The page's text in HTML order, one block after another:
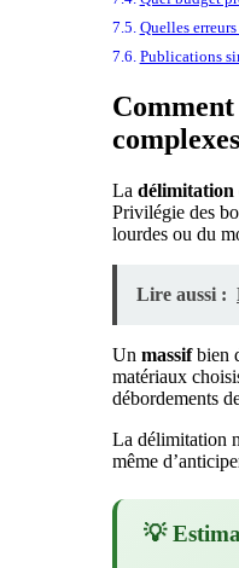
Quelles
Publications
complexes
La délimitation
Privilégie des
lourdes ou du
Lire aussi :
Un massifbien
matériaux
débordements
La délimitation
même
💡